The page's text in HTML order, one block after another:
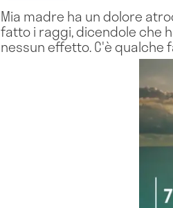
Mia madre ha un dolore
fatto i raggi, dicendole che
nessun effetto. C'è qualche